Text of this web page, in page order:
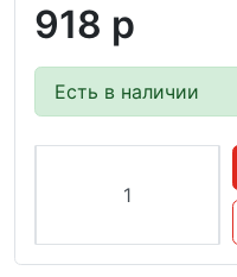
918 р
Есть в наличии